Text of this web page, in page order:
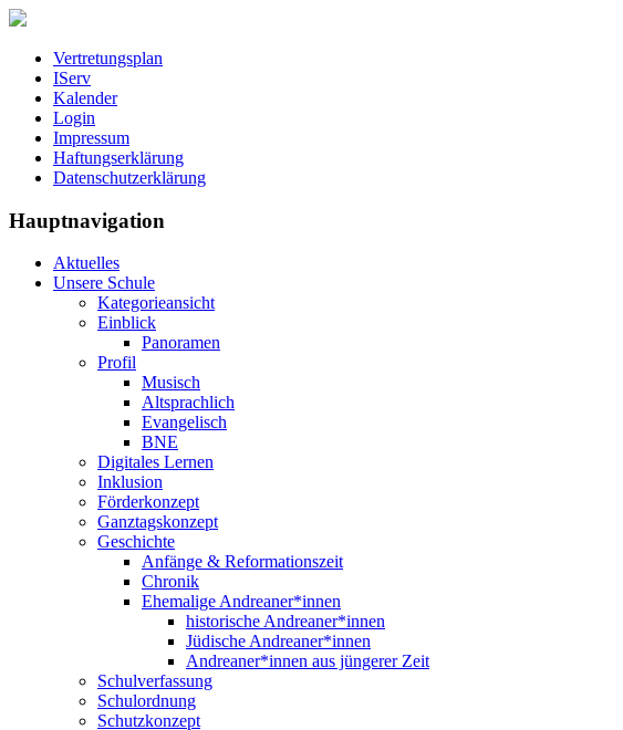
Vertretungsplan
IServ
Kalender
Login
Impressum
Haftungserklärung
Datenschutzerklärung
Hauptnavigation
Aktuelles
Unsere Schule
Kategorieansicht
Einblick
Panoramen
Profil
Musisch
Altsprachlich
Evangelisch
BNE
Digitales Lernen
Inklusion
Förderkonzept
Ganztagskonzept
Geschichte
Anfänge & Reformationszeit
Chronik
Ehemalige Andreaner*innen
historische Andreaner*innen
Jüdische Andreaner*innen
Andreaner*innen aus jüngerer Zeit
Schulverfassung
Schulordnung
Schutzkonzept